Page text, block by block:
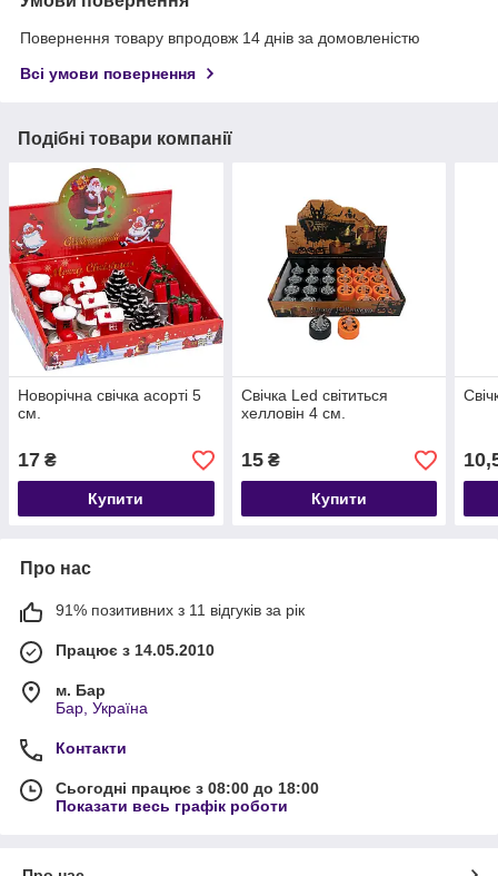
Повернення товару впродовж 14 днів за домовленістю
Всі умови повернення
Подібні товари компанії
Новорічна свічка асорті 5
см.
17 ₴
Купити
Свічка Led світиться
хелловін 4 см.
15₴
Купити
Про нас
91% позитивних з 11 відгуків за рік
Працює з 14.05.2010
м. Бар
Бар, Україна
Контакти
Сьогодні працює з 08:00 до 18:00
Показати весь графік роботи